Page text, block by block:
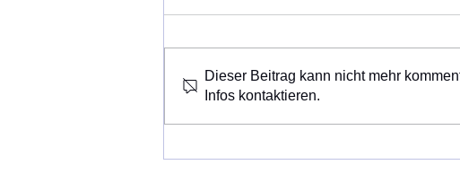
finden. Das Museum ist ab 6.
September 2026 wieder geöffnet.
Dieser Beitrag kann nicht mehr
Infos kontaktieren.